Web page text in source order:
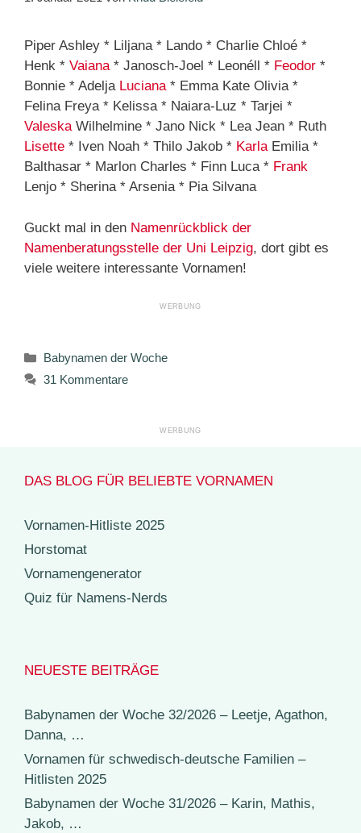
Piper Ashley * Liljana * Lando * Charlie Chloé *
Henk * Vaiana* Janosch-Joel * Leonéll * Feodor *
Bonnie * Adelja Luciana* Emma Kate Olivia *
Felina Freya * Kelissa * Naiara-Luz * Tarjei *
ValeskaWilhelmine * Jano Nick * Lea Jean * Ruth
Lisette * Iven Noah * Thilo Jakob * KarlaEmilia *
Balthasar * Marlon Charles * Finn Luca * Frank
Lenjo * Sherina * Arsenia * Pia Silvana
Guckt mal in den Namenrückblick der
Namenberatungsstelle der Uni Leipzig, dort gibt es
viele weitere interessante Vornamen!
Kategorien
Babynamen der Woche
31 Kommentare
DAS BLOG FÜR BELIEBTE VORNAMEN
Vornamen-Hitliste 2025
Horstomat
Vornamengenerator
Quiz für Namens-Nerds
NEUESTE BEITRÄGE
Babynamen der Woche 32/2026 – Leetje, Agathon,
Danna, …
Vornamen für schwedisch-deutsche Familien –
Hitlisten 2025
Babynamen der Woche 31/2026 – Karin, Mathis,
Jakob, …